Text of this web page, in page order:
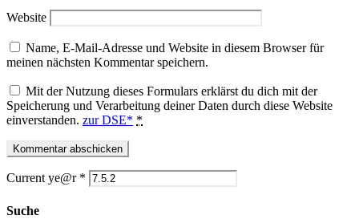
Website
Name, E-Mail-Adresse und Website in diesem Browser für
meinen nächsten Kommentar speichern.
Mit der Nutzung dieses Formulars erklärst du dich mit der
Speicherung und Verarbeitung deiner Daten durch diese Website
einverstanden. zur DSE* *
Current ye@r *
Suche